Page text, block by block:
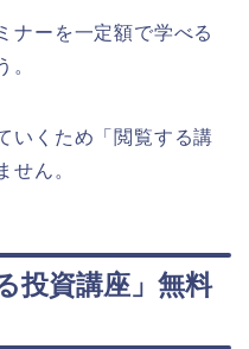
ナーを一定額で学べる
。
いくため「閲覧する講
せん。
投資講座」無料